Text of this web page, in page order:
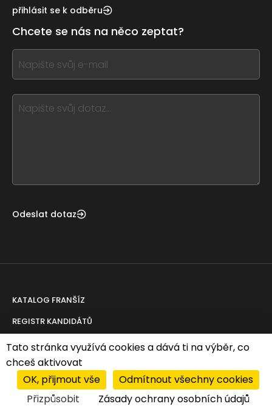
this,
this
form
field
blank
přihlásit se k odběru
Chcete se nás na něco zeptat?
If
you
this,
leave
Odeslat dotaz
KATALOG FRANŠÍZ
REGISTR KANDIDÁTŮ
REKLAMA
PORADENSTVÍ
AKTUALITY ABC FRANCHISINGU
Tato stránka využívá cookies a dává ti na výběr, co
chceš aktivovat
OK, přijmout vše
Odmítnout všechny cookies
Přizpůsobit
Zásady ochrany osobních údajů